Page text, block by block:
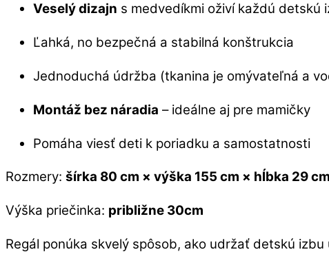
Veselý dizajn s medvedíkmi oživí každú detskú
Ľahká, no bezpečná a stabilná konštrukcia
Jednoduchá údržba (tkanina je omývateľná a
Montáž bez náradia – ideálne aj pre mamičky
Pomáha viesť deti k poriadku a samostatnosti
Rozmery: šírka 80 cm × výška 155 cm × hĺbka 29 cm
Výška priečinka: približne 30cm
Regál ponúka skvelý spôsob, ako udržať detskú